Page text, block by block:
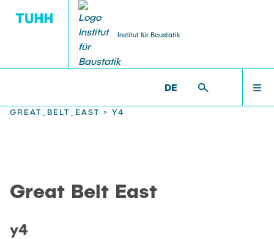
Institut für Baustatik
DE
LEHRE
FORSCHUNG
GREAT_BELT_EAST > Y4
Great Belt East
y4